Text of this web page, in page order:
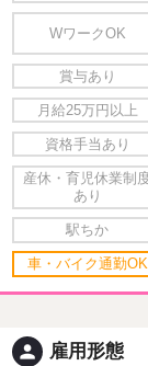
WワークOK
賞与あり
月給25万円以上
資格手当あり
産休・育児休業制
あり
駅ちか
車・バイク通勤OK
person 雇用形態